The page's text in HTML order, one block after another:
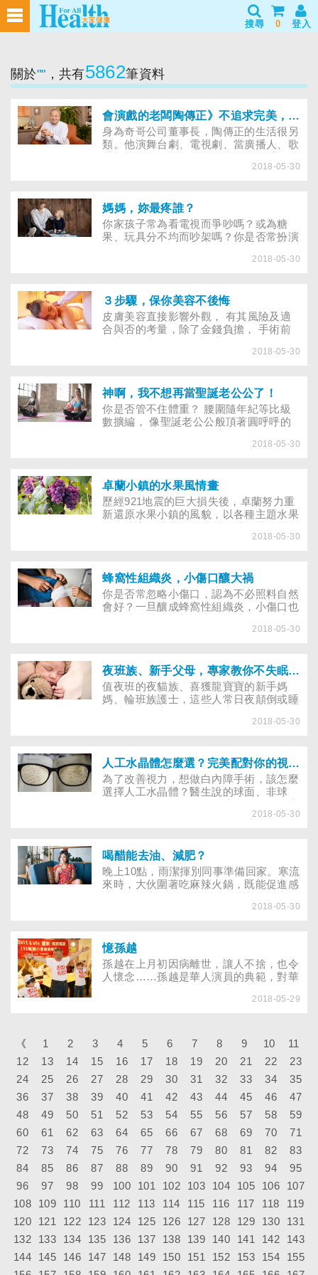
搜尋 0 登入
關於"" ，共有5862筆資料
會演戲的老闆陶傳正》不追求完美，人生更快樂
身為奇哥公司董事長，陶傳正的生活很另
類。他演舞台劇、電視劇、當廣播人、歌
不務正業，然而，他卻認為：「很多事情
趣的追求上，不鑽牛角尖，不要求完美，
做自己喜歡的事，在興趣中找到了自己的
節奏，既快樂又滿足。
2018-05-30
媽媽，妳最疼誰？
你家孩子常為看電視而爭吵嗎？或為糖
果、玩具分不均而吵架嗎？你是否常扮演
平」，甚至覺得偏心？此時，父母該用什
2000公克，隔年，她足月生下老二，體
重達4000公克。由於她費盡力氣才把老
大養活，即使老大已24、25歲，她仍覺
得老大體質比較「弱」，相對的，老二能
吃能睡身體壯，讓她常不自覺的「要老二
畢業後選擇離家獨居，1～2個月才回家探
望父母一次。
2018-05-30
３步驟，保你美容不後悔
皮膚美容直接影響外觀， 有其風險及適
合與否的考量，除了金錢負擔， 手術前
嗎？ 面對醫學的進步，有愈來愈多的方
是有了解決的新方法，就是價格上大幅滑
落；而壞消息是，面對琳琅滿目的產品，
許多消費者不是無所適從，就是發生溝通
不良，甚至吃虧上當的情形。皮膚醫學上
的美容治療雖然不像豐胸抽脂那樣具有侵
2018-05-30
神啊，我不想再當聖誕老公公了！
你是否管不住體重？ 腰圍隨年紀等比級
數擴編， 像聖誕老公公般頂著圓呼呼的
不想當聖誕老公公？那個帶給所有人希
施，恐怕也不想擁有聖誕老公公的虎臂熊
腰和大肚子。如何讓大肚腩不上身？一定
有人會建議：那就不要吃太多，做一些運
動，肚子就會消失了嘛！事情真有這麼簡
2018-05-30
卓蘭小鎮的水果風情畫
歷經921地震的巨大損失後，卓蘭努力重
新還原水果小鎮的風貌，以各種主題水果
疊翠，漫步在果園，飽嘗滿口的香甜，卓
2018-05-30
蜂窩性組織炎，小傷口釀大禍
你是否常忽略小傷口，認為不必照料自然
會好？一旦釀成蜂窩性組織炎，小傷口也
腳、抵抗力差者都是高危險群，你不得不
減退？這一切不是危言聳聽，任何皮膚上
的小傷口都可能遭細菌感染而演變成蜂窩
性組織炎，以上所述都是蜂窩性組織炎曾
發生過的案例。 感染蜂窩性組織炎，輕
者，透過抗生素治療可恢復健康；重者，
命。
2018-05-30
夜班族、新手父母，專家教你不失眠睡香甜
值夜班的夜貓族、喜獲龍寶寶的新手媽
媽、輪班族護士，這些人常日夜顛倒或睡
些改變才能睡得好，讓身體更有元氣？
2018-05-30
人工水晶體怎麼選？完美配對你的視力需求
為了改善視力，想做白內障手術，該怎麼
選擇人工水晶體？醫生說的球面、非球
是什麼？怎麼選才能最符合雙眼需求呢？
2018-05-30
喝醋能去油、減肥？
晚上10點，雨潔揮別同事準備回家。寒流
來時，大伙圍著吃麻辣火鍋，既能促進感
腹，她忍不住苦惱要變胖了。突然想到有
口的超商，從冷藏庫拿了一瓶水果醋，但
仔細端詳它的成分，雨潔不禁懷疑，喝醋
真的可以減肥？
2018-05-30
憶孫越
孫越在上月初因病離世，讓人不捨，也令
人懷念……孫越是華人演員的典範，對華
率！孫越，長我四歲，但我隨同仁口，也
金會董事長時，那時已多次在公眾場合遇
能把快樂和喜悅帶給人群。之後到了基金
會，有更多機會接觸孫叔。
2018-05-29
《 1 2 3 4 5 6 7 8 9 10
11
12
13 14 15 16 17 18 19 20 21 22
23
24
25 26 27 28 29 30 31 32 33 34
35
36
37 38 39 40 41 42 43 44 45 46
47
48
49 50 51 52 53 54 55 56 57 58
59
60
61 62 63 64 65 66 67 68 69 70
71
72
73 74 75 76 77 78 79 80 81 82
83
84
85 86 87 88 89 90 91 92 93 94
95
96
97 98 99 100 101 102 103 104 105 106
107
108
109 110 111 112 113 114 115 116 117 118
119
120
121 122 123 124 125 126 127 128 129 130
131
132
133 134 135 136 137 138 139 140 141 142
143
144
145 146 147 148 149 150 151 152 153 154
155